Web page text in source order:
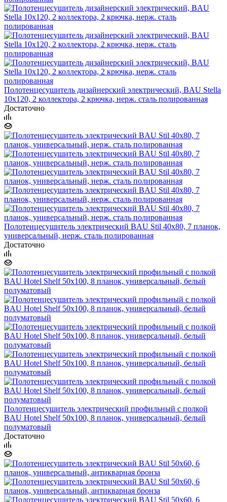
Полотенцесушитель дизайнерский электрический, BAU Stella
10х120, 2 коллектора, 2 крючка, нерж. сталь полированная
Достаточно
Полотенцесушитель электрический BAU Stil 40х80, 7 планок,
универсальный, нерж. сталь полированная
Достаточно
Полотенцесушитель электрический профильный с полкой
BAU Hotel Shelf 50х100, 8 планок, универсальный, белый
полуматовый
Достаточно